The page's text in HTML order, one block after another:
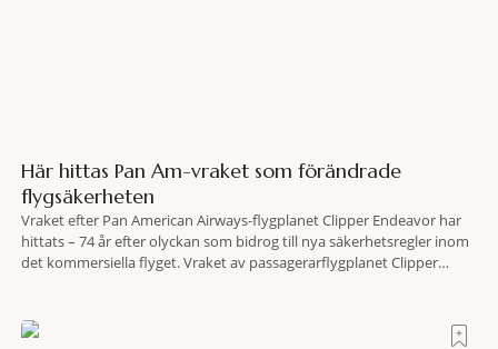
Här hittas Pan Am-vraket som förändrade
flygsäkerheten
Vraket efter Pan American Airways-flygplanet Clipper Endeavor har
hittats – 74 år efter olyckan som bidrog till nya säkerhetsregler inom
det kommersiella flyget. Vraket av passagerarflygplanet Clipper
lokaliserades den 2 juni i år med hjälp